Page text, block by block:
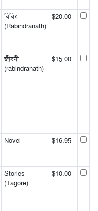
বিবিধ
(Rabindranath)
$20.00
জীবনী
(rabindranath)
$15.00
Novel $16.95
Stories
(Tagore)
$10.00